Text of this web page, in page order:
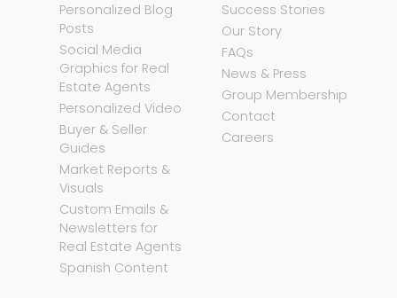
Personalized Blog
Posts
Social Media
Graphics for Real
Estate Agents
Personalized Video
Buyer & Seller
Guides
Market Reports &
Visuals
Custom Emails &
Newsletters for
Real Estate Agents
Spanish Content
Success Stories
Our Story
FAQs
News & Press
Group Membership
Contact
Careers